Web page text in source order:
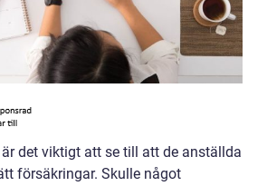
det viktigt att se till att de anställda
försäkringar. Skulle något